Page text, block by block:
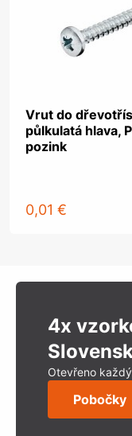
Vrut do
půlkulatá hlava,
pozink
0,01 €
4x
Otevřeno
Pobočky